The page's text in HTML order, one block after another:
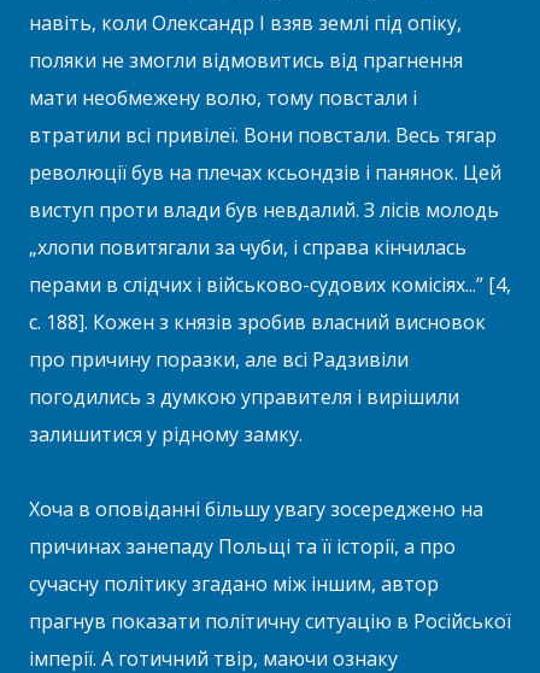
навіть, коли Олександр І взяв землі під опіку,
поляки не змогли відмовитись від прагнення
мати необмежену волю, тому повстали і
втратили всі привілеї. Вони повстали. Весь тягар
революції був на плечах ксьондзів і панянок. Цей
виступ проти влади був невдалий. З лісів молодь
„хлопи повитягали за чуби, і справа кінчилась
перами в слідчих і військово-судових комісіях...” [4,
с. 188]. Кожен з князів зробив власний висновок
про причину поразки, але всі Радзивіли
погодились з думкою управителя і вирішили
залишитися у рідному замку.
Хоча в оповіданні більшу увагу зосереджено на
причинах занепаду Польщі та її історії, а про
сучасну політику згадано між іншим, автор
прагнув показати політичну ситуацію в Російської
імперії. А готичний твір, маючи ознаку